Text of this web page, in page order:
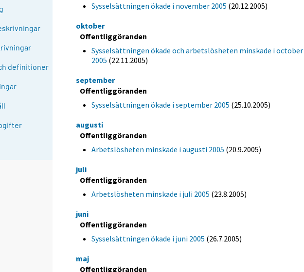
definitioner
Sysselsättningen ökade i november 2005 (20.12.2005)
oktober
Offentliggöranden
Sysselsättningen ökade och arbetslösheten minskade i october
2005 (22.11.2005)
september
Offentliggöranden
Sysselsättningen ökade i september 2005 (25.10.2005)
augusti
Offentliggöranden
Arbetslösheten minskade i augusti 2005 (20.9.2005)
juli
Offentliggöranden
Arbetslösheten minskade i juli 2005 (23.8.2005)
juni
Offentliggöranden
Sysselsättningen ökade i juni 2005 (26.7.2005)
maj
Offentliggöranden